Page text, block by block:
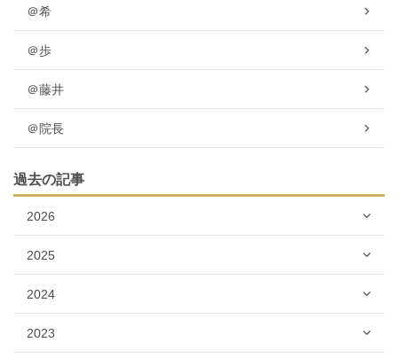
＠希
＠歩
＠藤井
＠院長
過去の記事
2026
2025
2024
2023